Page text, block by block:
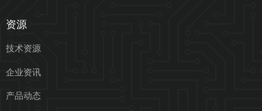
资源
技术资源
企业资讯
产品动态